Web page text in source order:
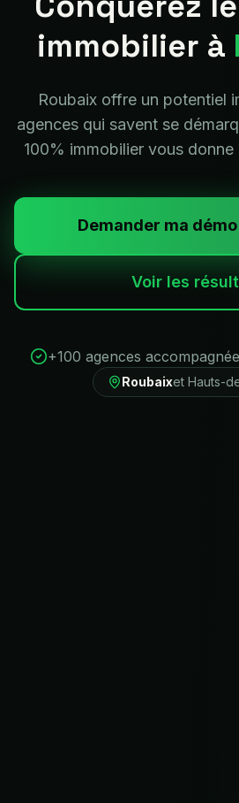
immobilier à
Roubaix offre un potentiel
agences qui savent se
100% immobilier vous
Demander ma
Voir les
+100 agences
Roubaixet Hauts-